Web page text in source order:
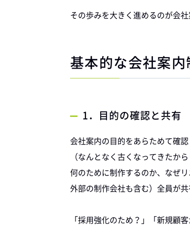
その歩みを大きく進めるのが会社
基本的な会社案
1．目的の確認と共有
会社案内の目的をあらためて確認
（なんとなく古くなってきたか
何のために制作するのか、なぜ
外部の制作会社も含む）全員が
「採用強化のため？」「新規顧